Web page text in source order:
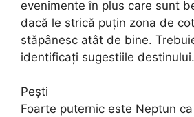
evenimente în plus care sunt
dacă le strică puțin zona de
stăpânesc atât de bine.
identificați sugestiile destinului.
Pești
Foarte puternic este Neptun